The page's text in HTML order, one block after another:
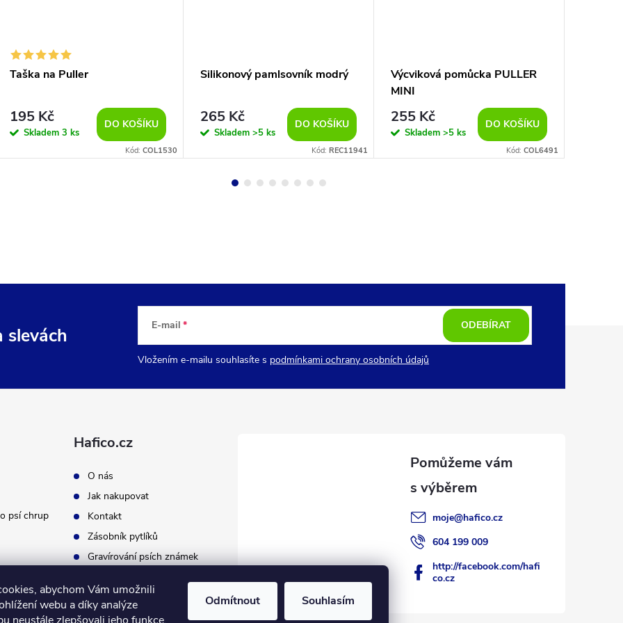
abychom Vám umožnili
webu a díky analýze
Odmítnout Souhlasím
Taška na Puller
195 Kč
Skladem 3 ks
DO KOŠÍKU
Kód: COL1530
Silikonový pamlsovník modrý
265 Kč
Skladem >5 ks
DO KOŠÍKU
Kód: REC11941
Výcviková pomůcka PULLER
MINI
255 Kč
Skladem >5 ks
DO KOŠÍKU
Kód: COL6491
slevách E-mail
Vložením e-mailu souhlasíte s podmínkami ochrany osobních údajů
ODEBÍRAT
psí chrup
Hafico.cz
O nás
Jak nakupovat
Kontakt
Zásobník pytlíků
Gravírování psích známek
moje@hafico.cz
604 199 009
http://facebook.com/hafi
co.cz